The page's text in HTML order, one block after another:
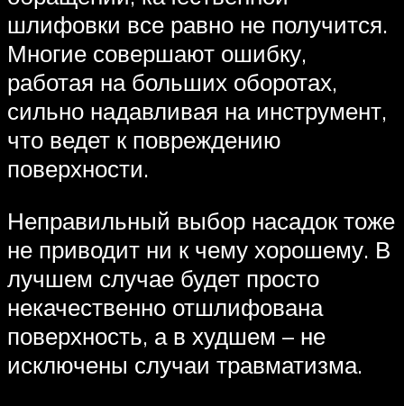
шлифовки все равно не получится.
Многие совершают ошибку,
работая на больших оборотах,
сильно надавливая на инструмент,
что ведет к повреждению
поверхности.
Неправильный выбор насадок тоже
не приводит ни к чему хорошему. В
лучшем случае будет просто
некачественно отшлифована
поверхность, а в худшем – не
исключены случаи травматизма.